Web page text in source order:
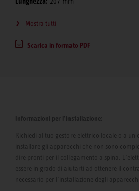
Mostra tutti
Scarica in formato PDF
Informazioni per l’installazione:
Richiedi al tuo gestore elettrico locale o a un
installare gli apparecchi che non sono
dire pronti per il collegamento a spina.
essere in grado di aiutarti ad ottenere il
necessario per l’installazione degli apparecchi.